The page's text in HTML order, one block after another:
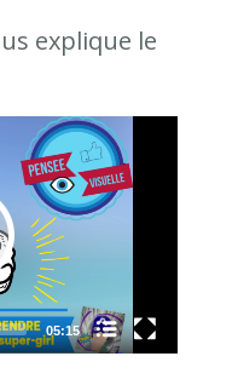
explique le
05:15